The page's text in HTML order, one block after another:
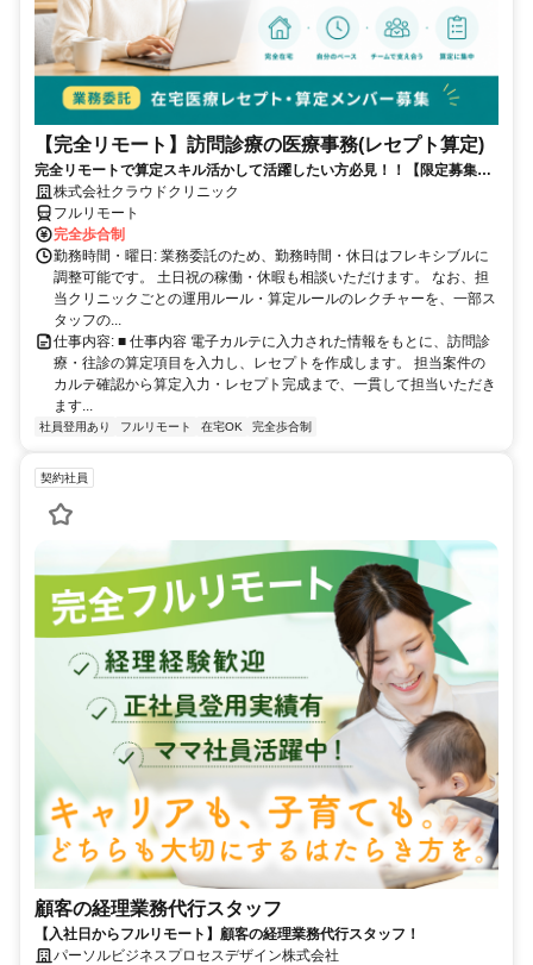
【完全リモート】訪問診療の医療事務(レセプト算定)
完全リモートで算定スキル活かして活躍したい方必見！！【限定募集】
完全リモート｜在宅医療レセプト算定（成果報酬型／業務委託）
株式会社クラウドクリニック
フルリモート
完全歩合制
勤務時間・曜日: 業務委託のため、勤務時間・休日はフレキシブルに
調整可能です。 土日祝の稼働・休暇も相談いただけます。 なお、担
当クリニックごとの運用ルール・算定ルールのレクチャーを、一部ス
タッフの...
仕事内容: ■ 仕事内容 電子カルテに入力された情報をもとに、訪問診
療・往診の算定項目を入力し、レセプトを作成します。 担当案件の
カルテ確認から算定入力・レセプト完成まで、一貫して担当いただき
ます...
社員登用あり フルリモート 在宅OK 完全歩合制
契約社員
顧客の経理業務代行スタッフ
【入社日からフルリモート】顧客の経理業務代行スタッフ！
パーソルビジネスプロセスデザイン株式会社